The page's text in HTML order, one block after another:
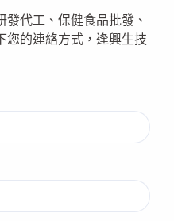
代工、保健食品批發、
您的連絡方式，逢興生技